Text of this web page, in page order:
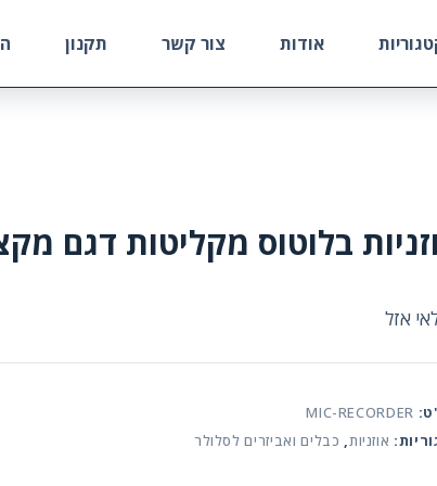
אודות צור קשר תקנון
בלוטוס מקליטות דגם
אזל
MIC-RECORDER
אוזניות, כבלים ואביזרים לסלולר